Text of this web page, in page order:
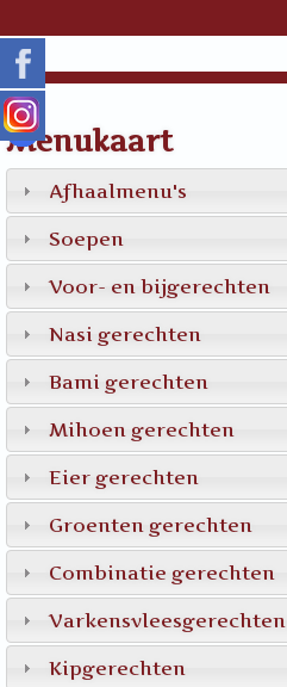
Menukaart
Afhaalmenu's
Soepen
Voor- en bijgerechten
Nasi gerechten
Bami gerechten
Mihoen gerechten
Eier gerechten
Groenten gerechten
Combinatie gerechten
Varkensvleesgerechten
Kipgerechten
121
122
125
139
104
139